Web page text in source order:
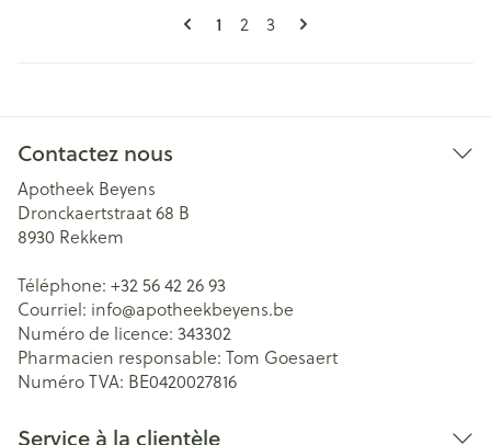
Pages
Vous lisez actuellement la page
1 Page
2 Page
3
Contactez nous
Apotheek Beyens
Dronckaertstraat 68 B
8930 Rekkem
Téléphone: +32 56 42 26 93
Courriel: info@apotheekbeyens.be
Numéro de licence: 343302
Pharmacien responsable: Tom Goesaert
Numéro TVA: BE0420027816
Service à la clientèle